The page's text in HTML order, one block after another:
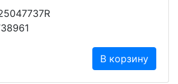
В корзину